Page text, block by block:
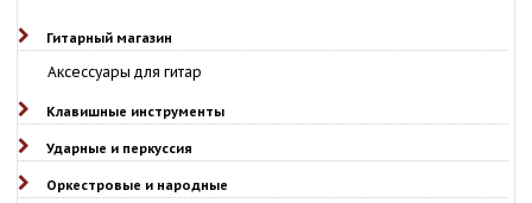
Гитарный магазин
Аксессуары для гитар
Клавишные инструменты
Ударные и перкуссия
Оркестровые и народные